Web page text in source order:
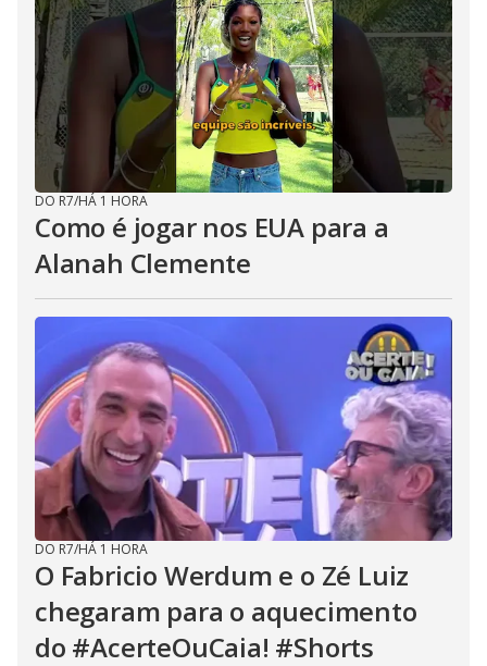
DO R7/HÁ 1 HORA
Como é jogar nos EUA para a
Alanah Clemente
DO R7/HÁ 1 HORA
O Fabricio Werdum e o Zé Luiz
chegaram para o aquecimento
do #AcerteOuCaia! #Shorts